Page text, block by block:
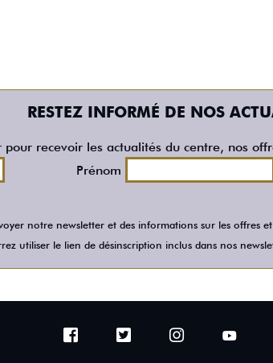
RESTEZ INFORMÉ DE NOS
recevoir les actualités du centre, nos
Prénom
notre newsletter et des informations sur les offres
utiliser le lien de désinscription inclus dans nos